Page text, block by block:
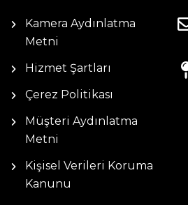
Kamera Aydınlatma
Metni
Hizmet Şartları
Çerez Politikası
Müşteri Aydınlatma
Metni
Kişisel Verileri Koruma
Kanunu